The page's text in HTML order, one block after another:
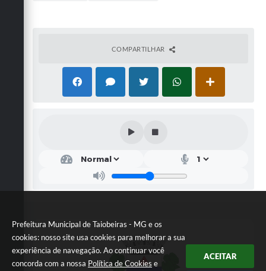
Prefeitura Municipal de Taiobeiras - MG e os
cookies: nosso site usa cookies para melhorar a sua
experiência de navegação. Ao continuar você
concorda com a nossa Política de Cookies e
ACEITAR
COMPARTILHAR